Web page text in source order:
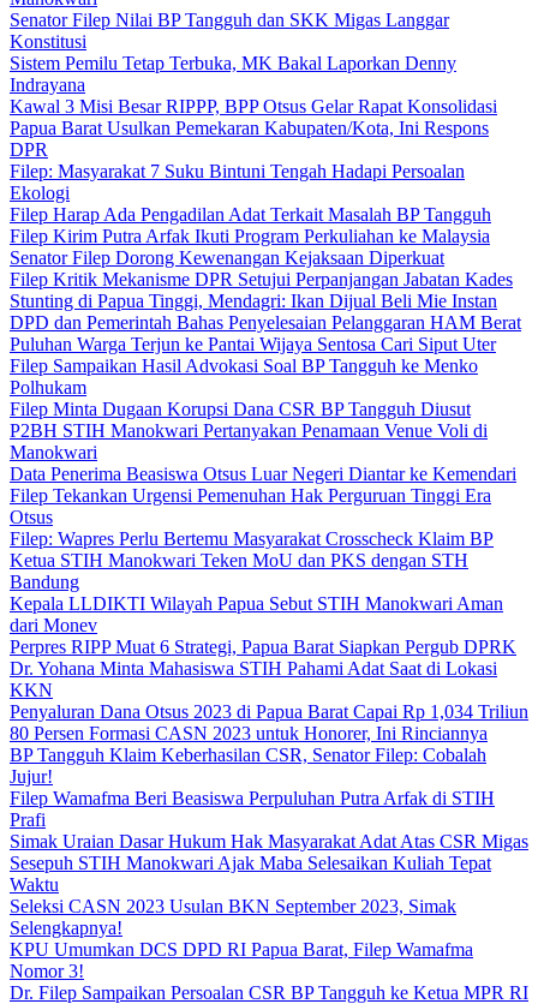
Senator Filep Nilai BP Tangguh dan SKK Migas Langgar
Konstitusi
Sistem Pemilu Tetap Terbuka, MK Bakal Laporkan Denny
Indrayana
Kawal 3 Misi Besar RIPPP, BPP Otsus Gelar Rapat Konsolidasi
Papua Barat Usulkan Pemekaran Kabupaten/Kota, Ini Respons
DPR
Filep: Masyarakat 7 Suku Bintuni Tengah Hadapi Persoalan
Ekologi
Filep Harap Ada Pengadilan Adat Terkait Masalah BP Tangguh
Filep Kirim Putra Arfak Ikuti Program Perkuliahan ke Malaysia
Senator Filep Dorong Kewenangan Kejaksaan Diperkuat
Filep Kritik Mekanisme DPR Setujui Perpanjangan Jabatan Kades
Stunting di Papua Tinggi, Mendagri: Ikan Dijual Beli Mie Instan
DPD dan Pemerintah Bahas Penyelesaian Pelanggaran HAM Berat
Puluhan Warga Terjun ke Pantai Wijaya Sentosa Cari Siput Uter
Filep Sampaikan Hasil Advokasi Soal BP Tangguh ke Menko
Polhukam
Filep Minta Dugaan Korupsi Dana CSR BP Tangguh Diusut
P2BH STIH Manokwari Pertanyakan Penamaan Venue Voli di
Manokwari
Data Penerima Beasiswa Otsus Luar Negeri Diantar ke Kemendari
Filep Tekankan Urgensi Pemenuhan Hak Perguruan Tinggi Era
Otsus
Filep: Wapres Perlu Bertemu Masyarakat Crosscheck Klaim BP
Ketua STIH Manokwari Teken MoU dan PKS dengan STH
Bandung
Kepala LLDIKTI Wilayah Papua Sebut STIH Manokwari Aman
dari Monev
Perpres RIPP Muat 6 Strategi, Papua Barat Siapkan Pergub DPRK
Dr. Yohana Minta Mahasiswa STIH Pahami Adat Saat di Lokasi
KKN
Penyaluran Dana Otsus 2023 di Papua Barat Capai Rp 1,034 Triliun
80 Persen Formasi CASN 2023 untuk Honorer, Ini Rinciannya
BP Tangguh Klaim Keberhasilan CSR, Senator Filep: Cobalah
Jujur!
Filep Wamafma Beri Beasiswa Perpuluhan Putra Arfak di STIH
Prafi
Simak Uraian Dasar Hukum Hak Masyarakat Adat Atas CSR Migas
Sesepuh STIH Manokwari Ajak Maba Selesaikan Kuliah Tepat
Waktu
Seleksi CASN 2023 Usulan BKN September 2023, Simak
Selengkapnya!
KPU Umumkan DCS DPD RI Papua Barat, Filep Wamafma
Nomor 3!
Dr. Filep Sampaikan Persoalan CSR BP Tangguh ke Ketua MPR RI